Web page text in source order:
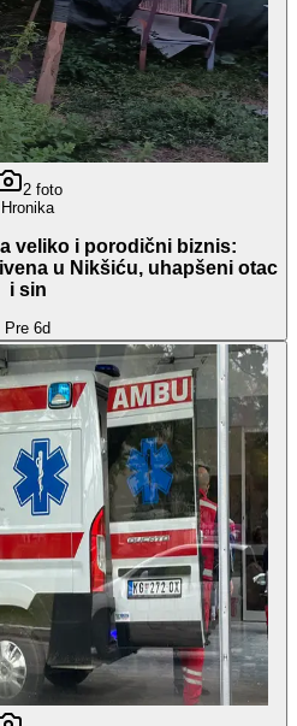
2foto
Hronika
veliko i porodični biznis:
u Nikšiću, uhapšeni otac
i sin
Pre 6d